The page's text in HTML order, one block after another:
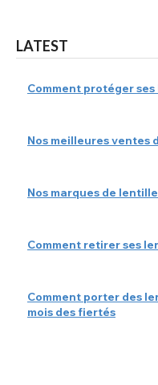
LATEST
Comment protéger
Nos meilleures ventes
Nos marques de
Comment retirer ses
Comment porter des
mois des fiertés